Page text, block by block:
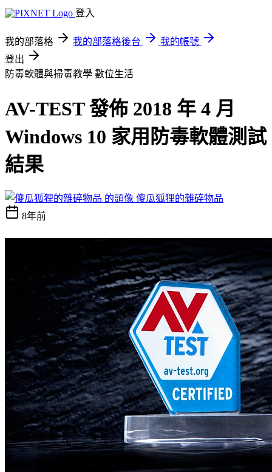
登入
我的部落格 我的部落格後台
我的帳號
登出
防毒軟體與掃毒教學 數位生活
AV-TEST 發佈 2018 年 4 月
Windows 10 家用防毒軟體測試
結果
傻瓜狐狸的雜碎物品
8年前